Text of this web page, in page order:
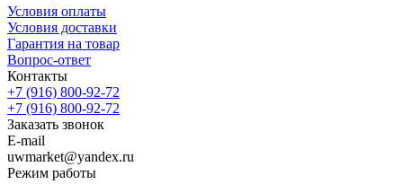
Условия оплаты
Условия доставки
Гарантия на товар
Вопрос-ответ
Контакты
+7 (916) 800-92-72
+7 (916) 800-92-72
Заказать звонок
E-mail
uwmarket@yandex.ru
Режим работы